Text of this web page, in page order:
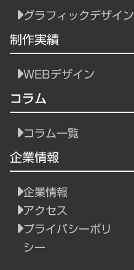
グラフィックデザイン
制作実績
WEBデザイン
コラム
コラム一覧
企業情報
企業情報
アクセス
プライバシーポリ
シー